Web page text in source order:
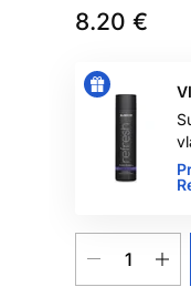
8.20 €